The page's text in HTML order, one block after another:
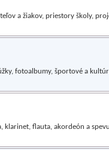
a žiakov, priestory školy,
fotoalbumy, športové a
klarinet, flauta, akordeón a